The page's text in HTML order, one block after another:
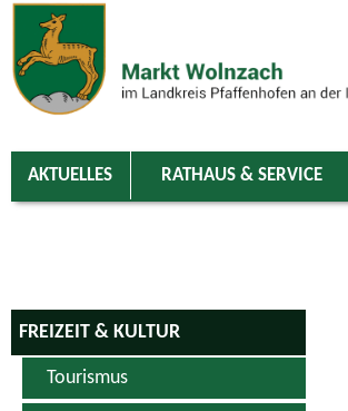
Zum Inhalt zur Navigation
AKTUELLES RATHAUS & SERVICE
FREIZEIT & KULTUR
Tourismus